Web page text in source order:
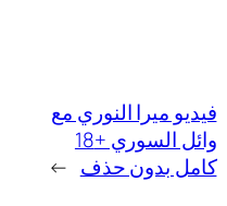
فيديو ميرا النوري مع
وائل السوري +18
كامل بدون حذف →